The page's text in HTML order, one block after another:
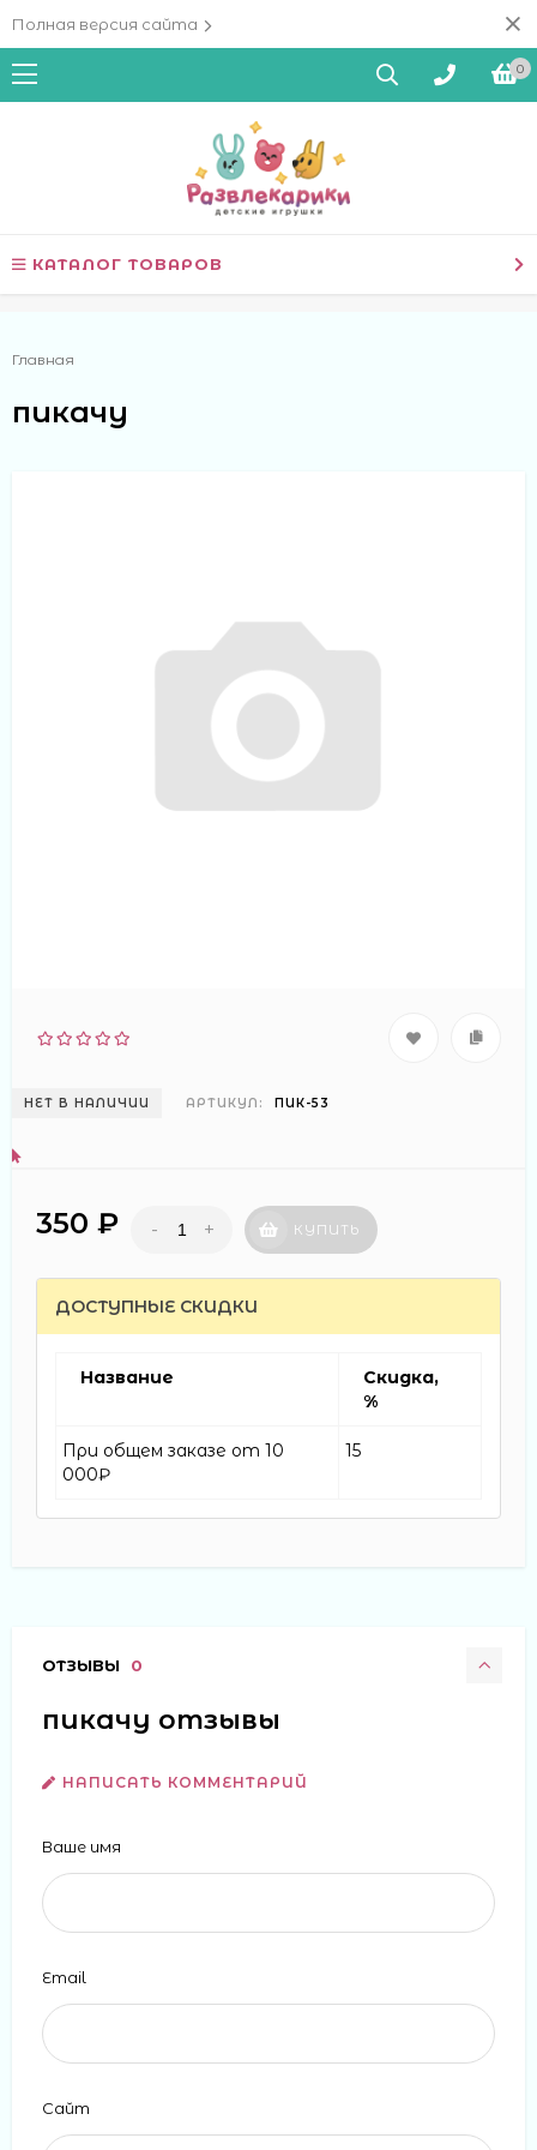
Полная версия сайта
0
КАТАЛОГ ТОВАРОВ
Главная
пикачу
НЕТ В НАЛИЧИИ АРТИКУЛ: ПИК-53
350 ₽ - + КУПИТЬ
ДОСТУПНЫЕ СКИДКИ
Название
Скидка,
%
При общем заказе от 10
000₽
15
ОТЗЫВЫ 0
пикачу отзывы
НАПИСАТЬ КОММЕНТАРИЙ
Ваше имя
Email
Сайт